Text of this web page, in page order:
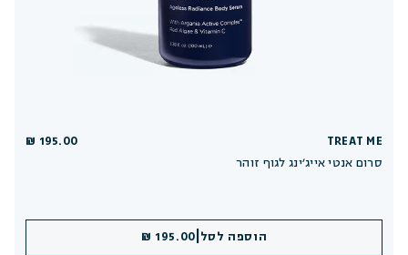
TREAT ME
סרום אנטי אייג׳ינג לגוף זוהר
195.00 ₪
הוספה לסל 195.00 ₪